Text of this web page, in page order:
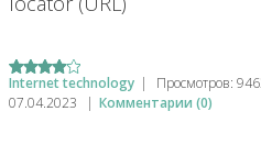
Internet technology | Просмотров:
07.04.2023
| Комментарии (0)